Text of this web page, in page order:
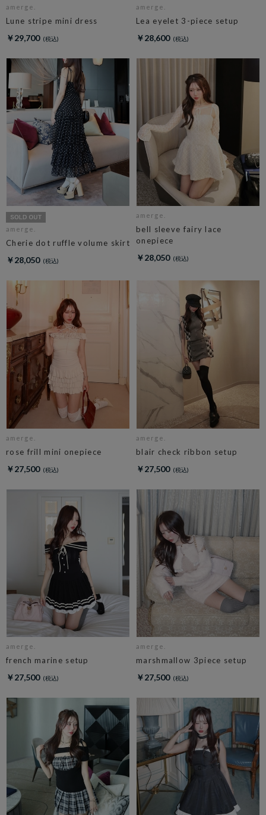
amerge.
Lune stripe mini dress
￥29,700
amerge.
Lea eyelet 3-piece setup
￥28,600
amerge.
Cherie dot ruffle volume skirt
￥28,050
amerge.
bell sleeve fairy lace
onepiece
￥28,050
amerge.
rose frill mini onepiece
￥27,500
amerge.
blair check ribbon setup
￥27,500
amerge.
french marine setup
￥27,500
amerge.
marshmallow 3piece setup
￥27,500